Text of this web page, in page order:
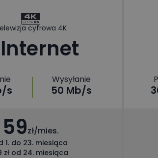
cyfrowa 4K
s
Wysyłanie
50 Mb/s
59zł/mies.
1. do 23. miesiąca
zł od 24. miesiąca